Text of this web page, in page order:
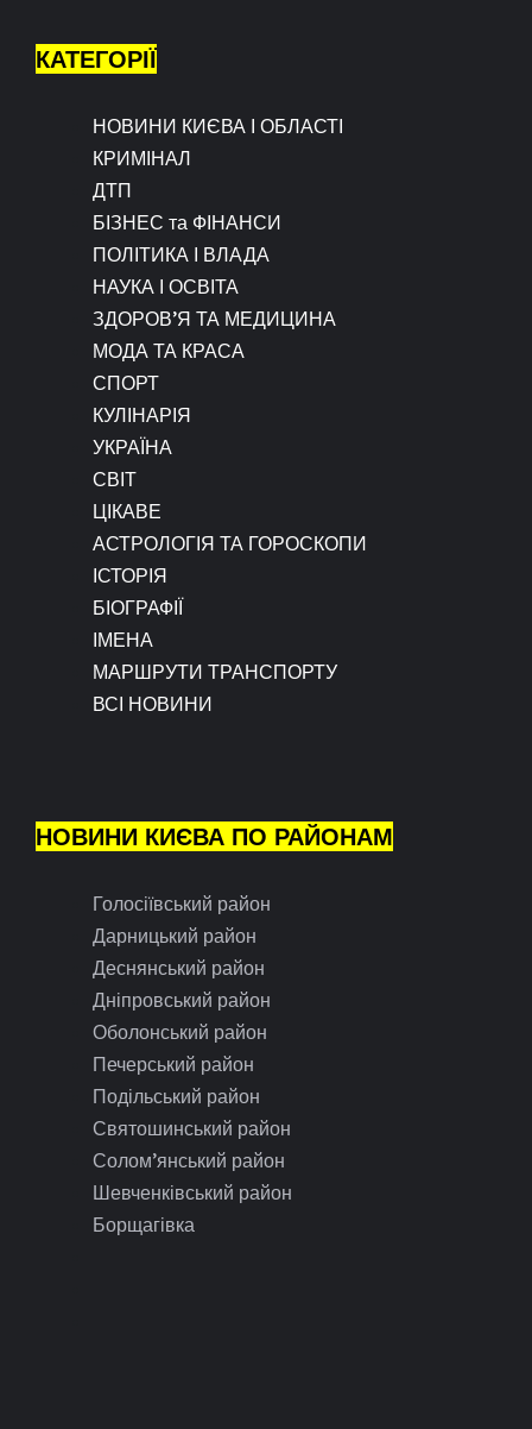
КАТЕГОРІЇ
НОВИНИ КИЄВА І ОБЛАСТІ
КРИМІНАЛ
ДТП
БІЗНЕС та ФІНАНСИ
ПОЛІТИКА І ВЛАДА
НАУКА І ОСВІТА
ЗДОРОВ’Я ТА МЕДИЦИНА
МОДА ТА КРАСА
СПОРТ
КУЛІНАРІЯ
УКРАЇНА
СВІТ
ЦІКАВЕ
АСТРОЛОГІЯ ТА ГОРОСКОПИ
ІСТОРІЯ
БІОГРАФІЇ
ІМЕНА
МАРШРУТИ ТРАНСПОРТУ
ВСІ НОВИНИ
НОВИНИ КИЄВА ПО РАЙОНАМ
Голосіївський район
Дарницький район
Деснянський район
Дніпровський район
Оболонський район
Печерський район
Подільський район
Святошинський район
Солом’янський район
Шевченківський район
Борщагівка